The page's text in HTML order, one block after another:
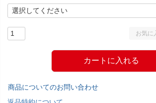
お気に
カートに入れる
商品についてのお問い合わせ